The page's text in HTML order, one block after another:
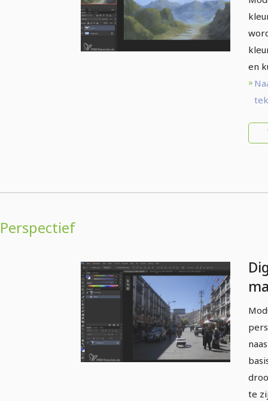
en
Perspectief
te